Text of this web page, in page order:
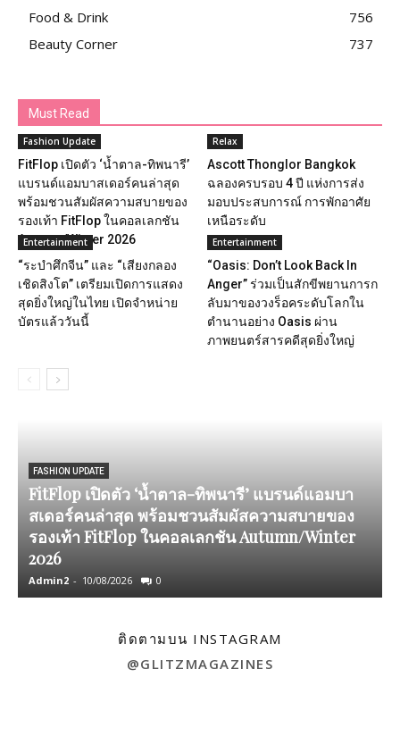
Food & Drink
756
Beauty Corner
737
Must Read
Fashion Update
FitFlop เปิดตัว ‘น้ำตาล-ทิพนารี’
แบรนด์แอมบาสเดอร์คนล่าสุด
พร้อมชวนสัมผัสความสบายของ
รองเท้า FitFlop ในคอลเลกชัน
Autumn/Winter 2026
Relax
Ascott Thonglor Bangkok
ฉลองครบรอบ 4 ปี แห่งการส่ง
มอบประสบการณ์ การพักอาศัย
เหนือระดับ
Entertainment
“ระบำศึกจีน” และ “เสียงกลอง
เชิดสิงโต” เตรียมเปิดการแสดง
สุดยิ่งใหญ่ในไทย เปิดจำหน่าย
บัตรแล้ววันนี้
Entertainment
“Oasis: Don’t Look Back In
Anger” ร่วมเป็นสักขีพยานการก
ลับมาของวงร็อคระดับโลกใน
ตำนานอย่าง Oasis ผ่าน
ภาพยนตร์สารคดีสุดยิ่งใหญ่
FASHION UPDATE
FitFlop เปิดตัว ‘น้ำตาล-ทิพนารี’ แบรนด์แอมบา
สเดอร์คนล่าสุด พร้อมชวนสัมผัสความสบายของ
รองเท้า FitFlop ในคอลเลกชัน Autumn/Winter
2026
Admin2 - 10/08/2026 0
ติดตามบน INSTAGRAM
@GLITZMAGAZINES